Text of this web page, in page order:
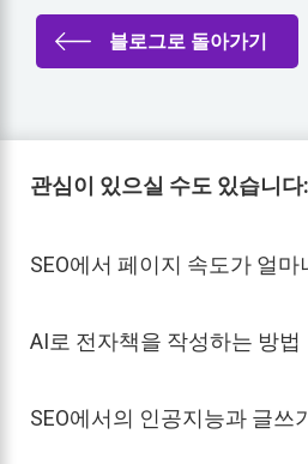
블로그로 돌아가기
관심이 있으실 수도 있습니다:
SEO에서 페이지 속도가 얼
AI로 전자책을 작성하는 방법
SEO에서의 인공지능과 글쓰